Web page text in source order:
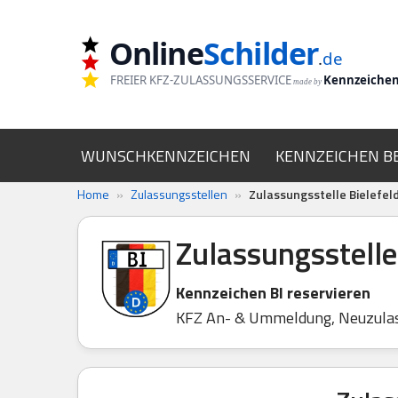
OnlineSchilder.de
FREIER KFZ-ZULASSUNGSSERVICE made by Kennzeichen
WUNSCHKENNZEICHEN KENNZEICHEN
Home » Zulassungsstellen » Zulassungsstelle Bielefeld
Kennzeichen BI reservieren
KFZ An- & Ummeldung,